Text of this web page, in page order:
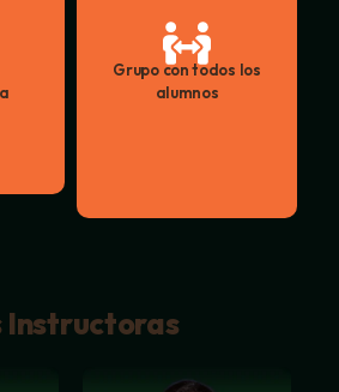
Grupo con todos los
alumnos
Instructoras